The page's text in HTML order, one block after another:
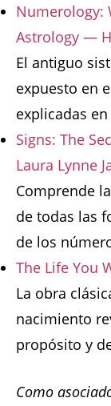
Numerology:
Astrology —
El antiguo
expuesto en
explicadas
Signs: The
Laura Lynne
Comprende
de todas las
de los
The Life You
La obra
nacimiento
propósito y
Como